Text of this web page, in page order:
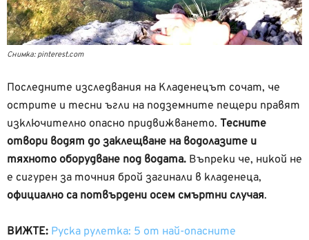
Снимка: pinterest.com
Последните изследвания на Кладенецът сочат, че
острите и тесни ъгли на подземните пещери правят
изключително опасно придвижването. Тесните
отвори водят до заклещване на водолазите и
тяхното оборудване под водата. Въпреки че, никой не
е сигурен за точния брой загинали в кладенеца,
официално са потвърдени осем смъртни случая.
ВИЖТЕ: Руска рулетка: 5 от най-опасните